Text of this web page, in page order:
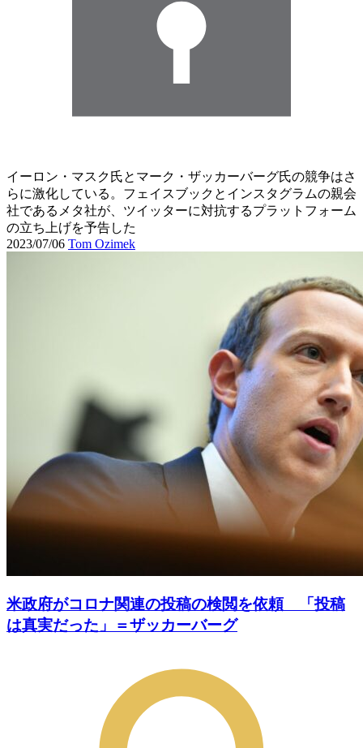
イーロン・マスク氏とマーク・ザッカーバーグ氏の競争はさ
らに激化している。フェイスブックとインスタグラムの親会
社であるメタ社が、ツイッターに対抗するプラットフォーム
の立ち上げを予告した
2023/07/06 Tom Ozimek
米政府がコロナ関連の投稿の検閲を依頼 「投稿
は真実だった」＝ザッカーバーグ